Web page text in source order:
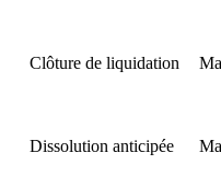
Clôture de liquidation
Dissolution anticipée